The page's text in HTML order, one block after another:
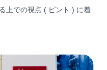
上での視点 ( ピント ) に着